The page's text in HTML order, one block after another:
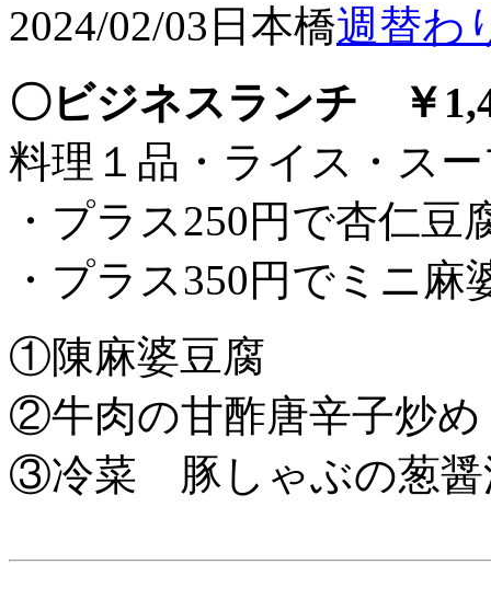
2024/02/03 日本橋週替わ
〇ビジネスランチ ￥
料理１品・ライス・ス
・プラス250円で杏仁豆
・プラス350円でミニ麻
①陳麻婆豆腐
②牛肉の甘酢唐辛子炒め
③冷菜 豚しゃぶの葱醤